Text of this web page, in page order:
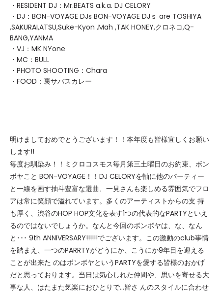
・RESIDENT DJ：Mr.BEATS a.k.a. DJ CELORY
・DJ：BON-VOYAGE DJs BON-VOYAGE DJｓ are TOSHIYA
,SAKURAI,ATSU,Suke-Kyon ,Mah ,TAK HONEY,クロネコ,Q-
BANG,YANMA
・VJ：MK NYone
・MC：BULL
・PHOTO SHOOTING：Chara
・FOOD：裏サバスカレー
明けましておめでとうございます！！本年度も皆様宜しくお願い
します!!
毎度お馴染み！！ミクロコスモス毎月第三土曜日のお約束、ボン
ボヤこと BON-VOYAGE！！DJ CELORYを軸に他のパーティー
と一線を画す抽斗豊富な選曲、一見さんも楽しめる雰囲気でフロ
アは常に笑顔で溢れています。多くのアーティストからの支 持
も厚く、渋谷のHOP HOP文化を表す1つの代表的なPARTYといえ
るのではないでしょうか。なんと今回のボンボヤは、な、なん
と･･･ 9th ANNIVERSARY!!!!!!でございます。この激動のclub事情
を踏まえ、一つのPARRTYがどうにか、こうにか9年目を迎える
ことが出来た のはボンボヤというPARTYを愛する皆様のおかげ
だと思っております。当日は気心しれた仲間や、思いを寄せる大
事な人、はたまた気楽におひとりで…皆さ んのスタイルに合わせ